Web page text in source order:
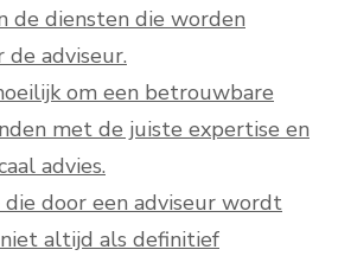
de diensten die worden
adviseur.
om een betrouwbare
met de juiste expertise en
advies.
door een adviseur wordt
altijd als definitief